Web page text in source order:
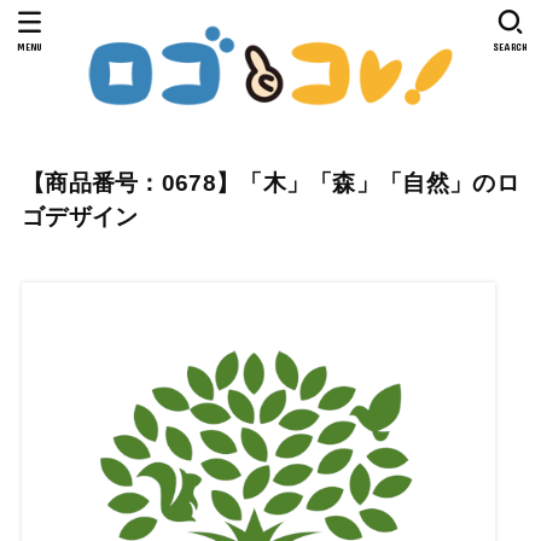
SEARCH
MENU
【商品番号：0678】「木」「森」「自然」のロ
ゴデザイン